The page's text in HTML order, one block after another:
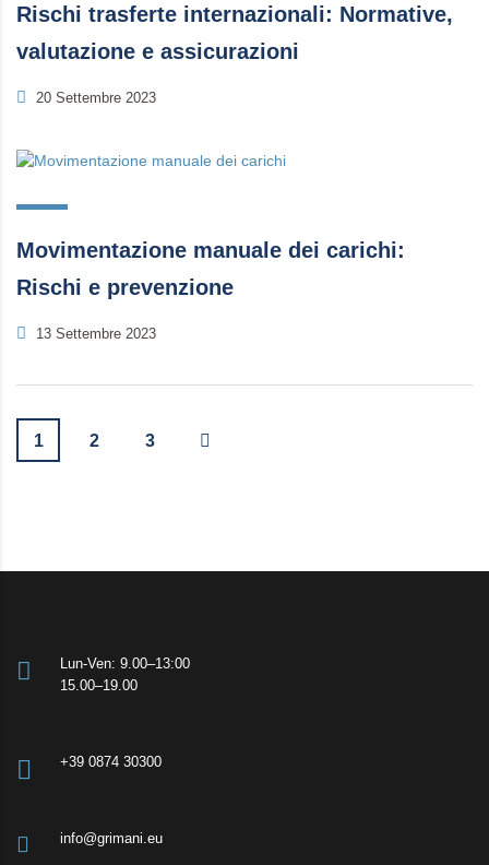
Rischi trasferte internazionali: Normative,
valutazione e assicurazioni
20 Settembre 2023
Movimentazione manuale dei carichi:
Rischi e prevenzione
13 Settembre 2023
1 2 3
Lun-Ven: 9.00–13:00
15.00–19.00
+39 0874 30300
info@grimani.eu